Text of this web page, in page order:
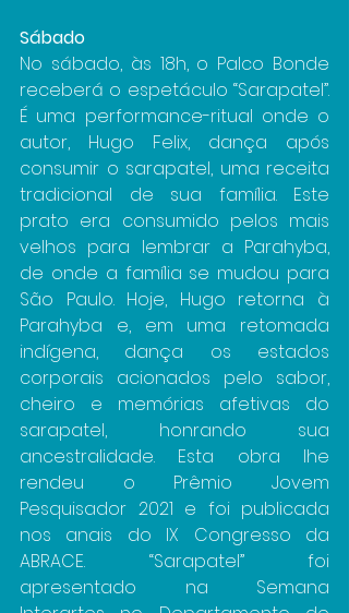
Sábado
No sábado, às 18h, o Palco Bonde
receberá o espetáculo “Sarapatel”.
É uma performance-ritual onde o
autor, Hugo Felix, dança após
consumir o sarapatel, uma receita
tradicional de sua família. Este
prato era consumido pelos mais
velhos para lembrar a Parahyba,
de onde a família se mudou para
São Paulo. Hoje, Hugo retorna à
Parahyba e, em uma retomada
indígena, dança os estados
corporais acionados pelo sabor,
cheiro e memórias afetivas do
sarapatel, honrando sua
ancestralidade. Esta obra lhe
rendeu o Prêmio Jovem
Pesquisador 2021 e foi publicada
nos anais do IX Congresso da
ABRACE. “Sarapatel” foi
apresentado na Semana